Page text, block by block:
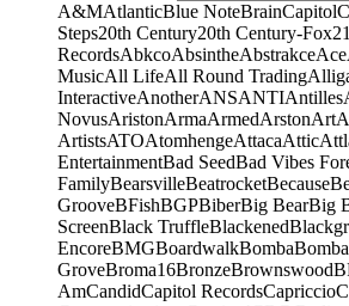
A&MAtlanticBlue NoteBrainCapitol
Steps20th Century20th Century-Fox21
RecordsAbkcoAbsintheAbstrakceAce
MusicAll LifeAll Round Trading
InteractiveAnotherANSANTIAntilles
NovusAristonArmaArmedArstonArt
ArtistsATOAtomhengeAttacaAttic
EntertainmentBad SeedBad Vibes
FamilyBearsvilleBeatrocketBecause
GrooveBFishBGPBiberBig BearBig
ScreenBlack TruffleBlackened
EncoreBMGBoardwalkBomba
GroveBroma16BronzeBrownswood
AmCandidCapitol RecordsCapriccio